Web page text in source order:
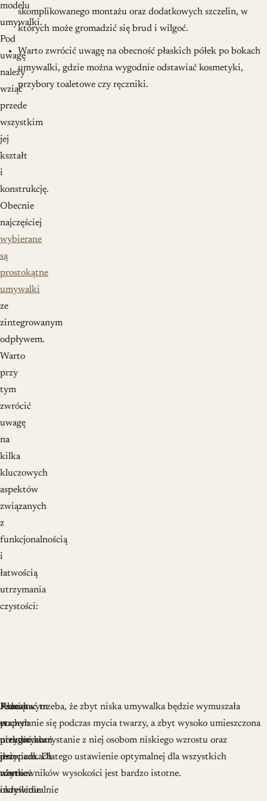
modelu
umywalki.
Pod
uwagę
należy
wziąć
przede
wszystkim
jej
kształt
i
konstrukcję.
Obecnie
najczęściej
wybierane
są
prostokątne
umywalki
ze
zintegrowanym
odpływem.
Warto
przy
tym
zwrócić
uwagę
na
kilka
kluczowych
aspektów
związanych
z
funkcjonalnością
i
łatwością
utrzymania
czystości:
skomplikowanego montażu oraz dodatkowych szczelin, w
których może gromadzić się brud i wilgoć.
Warto zwrócić uwagę na obecność płaskich półek po bokach
umywalki, gdzie można wygodnie odstawiać kosmetyki,
przybory toaletowe czy ręczniki.
Kluczowym
etapem
przygotowań
jest
również
określenie
Jednak
w
niektórych
przypadkach
warto
indywidualnie
Pamiętać trzeba, że zbyt niska umywalka będzie wymuszała
pochylanie się podczas mycia twarzy, a zbyt wysoko umieszczona
utrudni korzystanie z niej osobom niskiego wzrostu oraz
dzieciom. Dlatego ustawienie optymalnej dla wszystkich
użytkowników wysokości jest bardzo istotne.